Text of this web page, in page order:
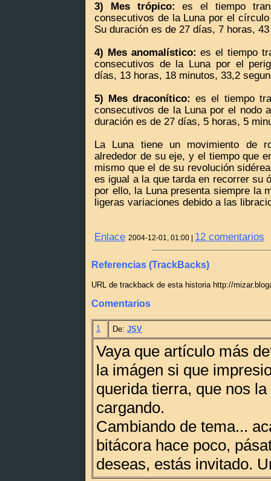
3) Mes trópico: es el tiempo
consecutivos de la Luna por el
Su duración es de 27 días, 7 horas,
4) Mes anomalístico: es el tiempo
consecutivos de la Luna por el
días, 13 horas, 18 minutos, 33,2
5) Mes draconítico: es el tiempo
consecutivos de la Luna por el nodo
duración es de 27 días, 5 horas, 5
La Luna tiene un movimiento de
alrededor de su eje, y el tiempo que
mismo que el de su revolución
es igual a la que tarda en recorrer su
por ello, la Luna presenta siempre la
ligeras variaciones debido a las
Enlace 2004-12-01, 01:00 | 12 comentarios
Referencias (TrackBacks)
URL de trackback de esta historia http://
Comentarios
1 De: JSV
Vaya que artículo más
la imágen si que
querida tierra, que nos
cargando.
Cambiando de tema...
bitácora hace poco,
deseas, estás invitado.